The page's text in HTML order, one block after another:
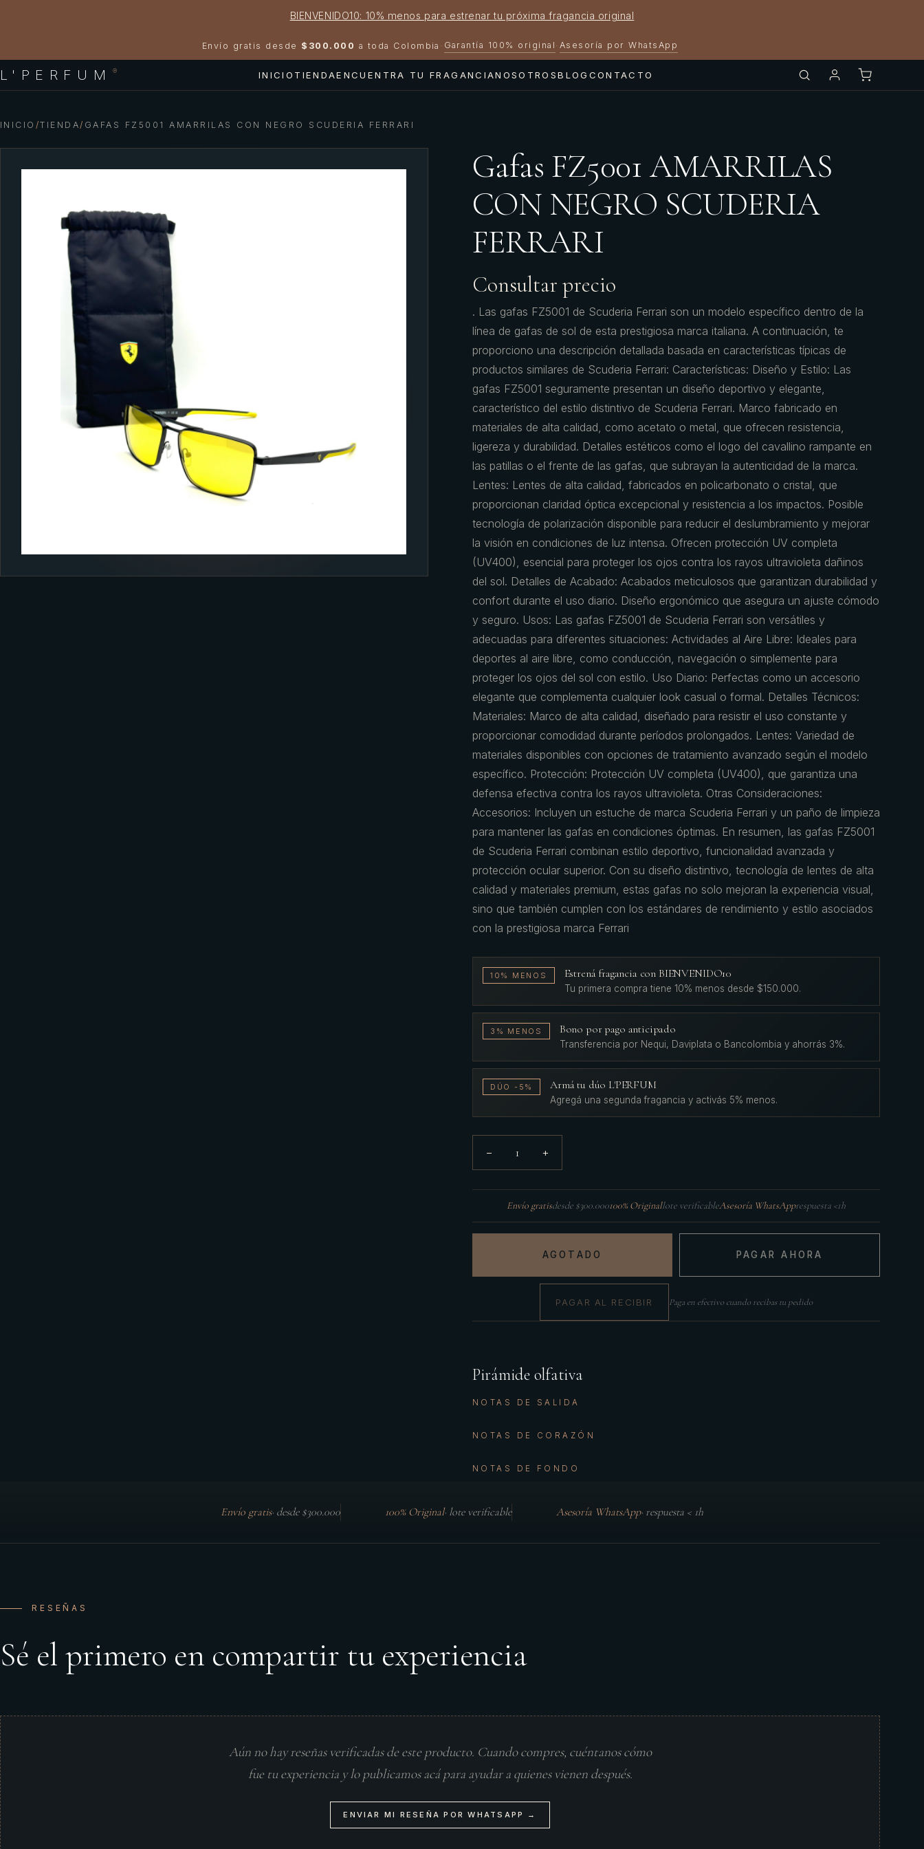
BIENVENIDO10: 10% menos para estrenar tu próxima fragancia original
Envío gratis desde $300.000 a toda Colombia · Garantía 100% original · Asesoría por WhatsApp
L'PERFUM ® INICIO TIENDAENCUENTRA TU FRAGANCIANOSOTROSBLOG CONTACTO
INICIO /TIENDA/ GAFAS FZ5001 AMARRILAS CON NEGRO SCUDERIA FERRARI
Gafas FZ5001 AMARRILAS
CON NEGRO SCUDERIA
FERRARI
Consultar precio
. Las gafas FZ5001 de Scuderia Ferrari son un modelo específico dentro de la
línea de gafas de sol de esta prestigiosa marca italiana. A continuación, te
proporciono una descripción detallada basada en características típicas de
productos similares de Scuderia Ferrari: Características: Diseño y Estilo: Las
gafas FZ5001 seguramente presentan un diseño deportivo y elegante,
característico del estilo distintivo de Scuderia Ferrari. Marco fabricado en
materiales de alta calidad, como acetato o metal, que ofrecen resistencia,
ligereza y durabilidad. Detalles estéticos como el logo del cavallino rampante en
las patillas o el frente de las gafas, que subrayan la autenticidad de la marca.
Lentes: Lentes de alta calidad, fabricados en policarbonato o cristal, que
proporcionan claridad óptica excepcional y resistencia a los impactos. Posible
tecnología de polarización disponible para reducir el deslumbramiento y mejorar
la visión en condiciones de luz intensa. Ofrecen protección UV completa
(UV400), esencial para proteger los ojos contra los rayos ultravioleta dañinos
del sol. Detalles de Acabado: Acabados meticulosos que garantizan durabilidad y
confort durante el uso diario. Diseño ergonómico que asegura un ajuste cómodo
y seguro. Usos: Las gafas FZ5001 de Scuderia Ferrari son versátiles y
adecuadas para diferentes situaciones: Actividades al Aire Libre: Ideales para
deportes al aire libre, como conducción, navegación o simplemente para
proteger los ojos del sol con estilo. Uso Diario: Perfectas como un accesorio
elegante que complementa cualquier look casual o formal. Detalles Técnicos:
Materiales: Marco de alta calidad, diseñado para resistir el uso constante y
proporcionar comodidad durante períodos prolongados. Lentes: Variedad de
materiales disponibles con opciones de tratamiento avanzado según el modelo
específico. Protección: Protección UV completa (UV400), que garantiza una
defensa efectiva contra los rayos ultravioleta. Otras Consideraciones:
Accesorios: Incluyen un estuche de marca Scuderia Ferrari y un paño de limpieza
para mantener las gafas en condiciones óptimas. En resumen, las gafas FZ5001
de Scuderia Ferrari combinan estilo deportivo, funcionalidad avanzada y
protección ocular superior. Con su diseño distintivo, tecnología de lentes de alta
calidad y materiales premium, estas gafas no solo mejoran la experiencia visual,
sino que también cumplen con los estándares de rendimiento y estilo asociados
con la prestigiosa marca Ferrari
10% MENOS Estrená fragancia con BIENVENIDO10
Tu primera compra tiene 10% menos desde $150.000.
3% MENOS Bono por pago anticipado
Transferencia por Nequi, Daviplata o Bancolombia y ahorrás 3%.
DÚO -5% Armá tu dúo L'PERFUM
Agregá una segunda fragancia y activás 5% menos.
− 1 +
Envío gratisdesde $300.000100% Originallote verificableAsesoría WhatsApprespuesta <1h
AGOTADO PAGAR AHORA
PAGAR AL RECIBIR Paga en efectivo cuando recibas tu pedido
Pirámide olfativa
NOTAS DE SALIDA
NOTAS DE CORAZÓN
NOTAS DE FONDO
Envío gratis· desde $300.000 100% Original· lote verificable Asesoría WhatsApp· respuesta < 1h
RESEÑAS
Sé el primero en compartir tu experiencia
Aún no hay reseñas verificadas de este producto. Cuando compres, cuéntanos cómo
fue tu experiencia y lo publicamos acá para ayudar a quienes vienen después.
ENVIAR MI RESEÑA POR WHATSAPP →